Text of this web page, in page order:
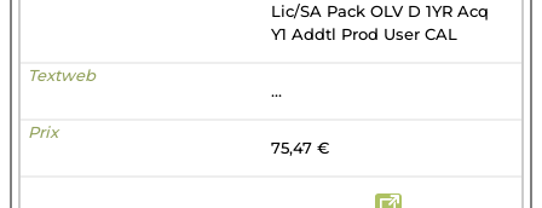
Lic/SA Pack OLV D 1YR Acq
Y1 Addtl Prod User CAL
...
75,47 €